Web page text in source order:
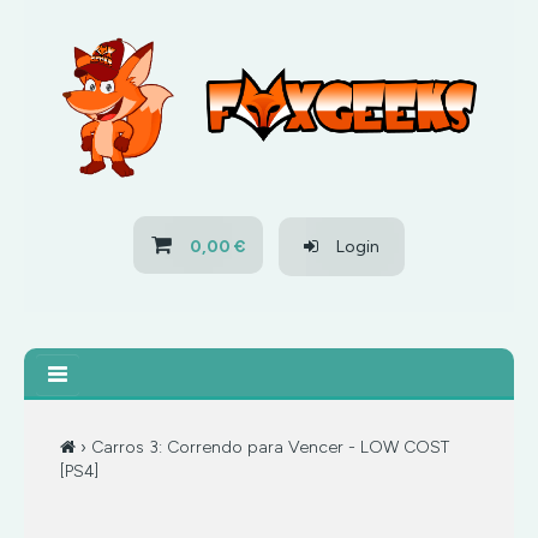
0,00 € Login
HOME
OFERTAS
XBOX ONE
› Carros 3: Correndo para Vencer - LOW COST
[PS4]